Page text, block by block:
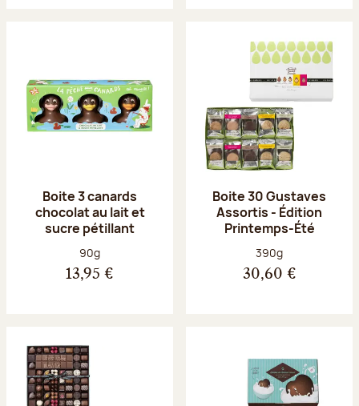
Boite 3 canards
chocolat au lait et
sucre pétillant
Poids net :
90g
13,95 €
Boite 30 Gustaves
Assortis - Édition
Printemps-Été
Poids net :
390g
30,60 €